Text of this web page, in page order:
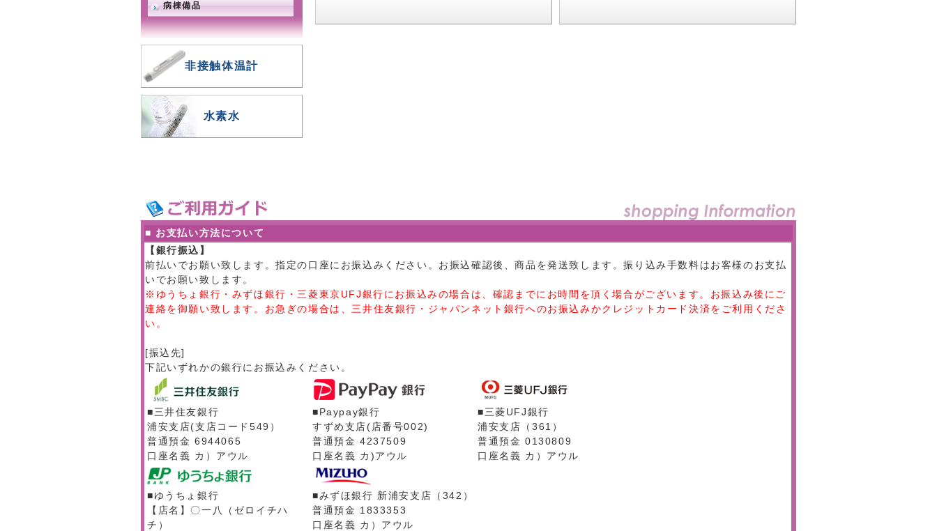
病棟備品
非接触体温計
水素水
■ お支払い方法について
【銀行振込】
前払いでお願い致します。指定の口座にお振込みください。お振込確認後、商品を発送致します。振り込み手数料はお客様のお支払
いでお願い致します。
※ゆうちょ銀行・みずほ銀行・三菱東京UFJ銀行にお振込みの場合は、確認までにお時間を頂く場合がございます。お振込み後にご
連絡を御願い致します。お急ぎの場合は、三井住友銀行・ジャパンネット銀行へのお振込みかクレジットカード決済をご利用くださ
い。
[振込先]
下記いずれかの銀行にお振込みください。
■三井住友銀行
浦安支店(支店コード549）
普通預金 6944065
口座名義 カ）アウル
■Paypay銀行
すずめ支店(店番号002)
普通預金 4237509
口座名義 カ)アウル
■三菱UFJ銀行
浦安支店（361）
普通預金 0130809
口座名義 カ）アウル
■ゆうちょ銀行
【店名】〇一八（ゼロイチハ
チ）
■みずほ銀行 新浦安支店（342）
普通預金 1833353
口座名義 カ）アウル